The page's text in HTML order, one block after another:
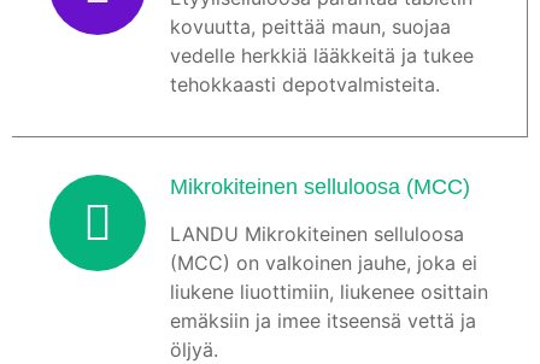
kovuutta, peittää maun, suojaa
vedelle herkkiä lääkkeitä ja tukee
tehokkaasti depotvalmisteita.
Mikrokiteinen selluloosa (MCC)
LANDU Mikrokiteinen selluloosa
(MCC) on valkoinen jauhe, joka ei
liukene liuottimiin, liukenee osittain
emäksiin ja imee itseensä vettä ja
öljyä.